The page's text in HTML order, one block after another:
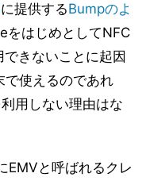
に提供するBumpのよ
をはじめとしてNFC
きないことに起因
で使えるのであれ
用しない理由はな
EMVと呼ばれるクレ